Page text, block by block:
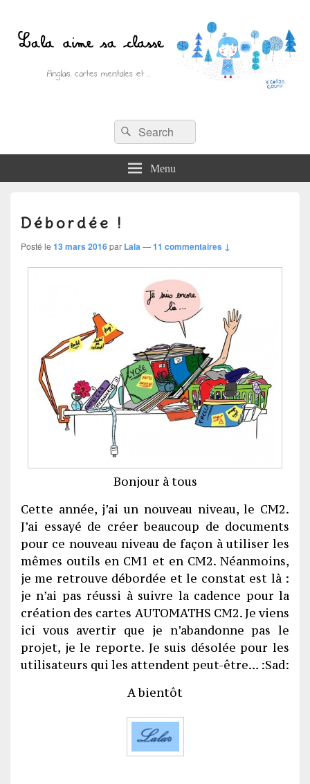
Lala aime sa classe
Anglais, cartes mentales et ….Recherche :
Rechercher
Menu
Débordée !
Posté le 13 mars 2016par Lala—11 commentaires ↓
Bonjour à tous
Cette année, j’ai un nouveau niveau, le CM2.
J’ai essayé de créer beaucoup de documents
pour ce nouveau niveau de façon à utiliser les
mêmes outils en CM1 et en CM2. Néanmoins,
je me retrouve débordée et le constat est là :
je n’ai pas réussi à suivre la cadence pour la
création des cartes AUTOMATHS CM2. Je viens
ici vous avertir que je n’abandonne pas le
projet, je le reporte. Je suis désolée pour les
utilisateurs qui les attendent peut-être… :Sad:
A bientôt